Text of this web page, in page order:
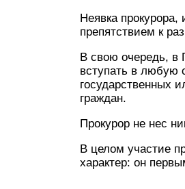
Неявка
препятствием к
В свою очередь, в
вступать в любую
государственных
граждан.
Прокурор не нес
В целом участие
характер: он